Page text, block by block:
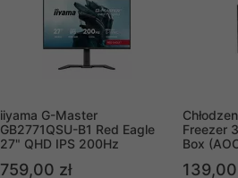
iiyama G-Master
GB2771QSU-B1 Red Eagle
27" QHD IPS 200Hz
759,00 zł
Freezer
Box
139,00